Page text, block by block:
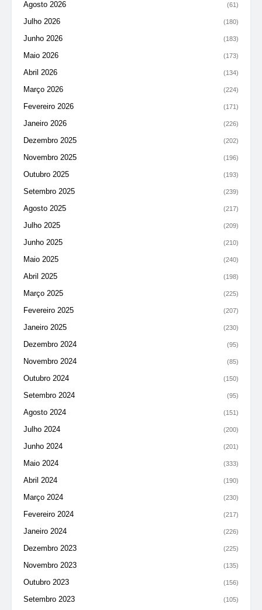
Agosto 2026 (61)
Julho 2026 (180)
Junho 2026 (183)
Maio 2026 (173)
Abril 2026 (134)
Março 2026 (224)
Fevereiro 2026 (171)
Janeiro 2026 (226)
Dezembro 2025 (202)
Novembro 2025 (196)
Outubro 2025 (193)
Setembro 2025 (239)
Agosto 2025 (217)
Julho 2025 (209)
Junho 2025 (210)
Maio 2025 (240)
Abril 2025 (198)
Março 2025 (225)
Fevereiro 2025 (207)
Janeiro 2025 (230)
Dezembro 2024 (95)
Novembro 2024 (85)
Outubro 2024 (150)
Setembro 2024 (95)
Agosto 2024 (151)
Julho 2024 (200)
Junho 2024 (201)
Maio 2024 (333)
Abril 2024 (190)
Março 2024 (230)
Fevereiro 2024 (217)
Janeiro 2024 (226)
Dezembro 2023 (225)
Novembro 2023 (135)
Outubro 2023 (156)
Setembro 2023 (105)